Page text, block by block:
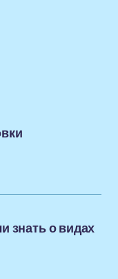
знать о видах